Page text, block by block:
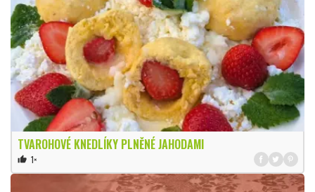
TVAROHOVÉ KNEDLÍKY PLNĚNÉ JAHODAMI
thumb_up 1×